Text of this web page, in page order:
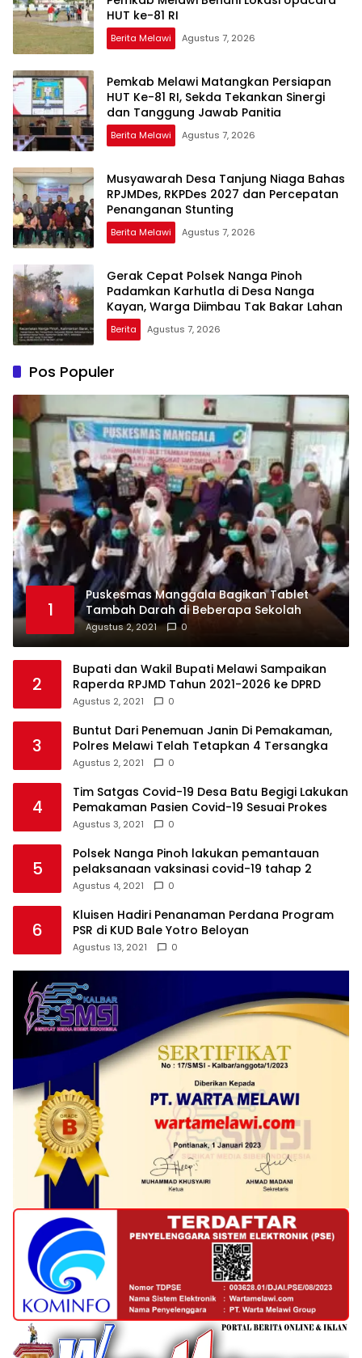
HUT ke-81 RI
Berita Melawi Agustus 7, 2026
Pemkab Melawi Matangkan Persiapan
HUT Ke-81 RI, Sekda Tekankan Sinergi
dan Tanggung Jawab Panitia
Berita Melawi Agustus 7, 2026
Musyawarah Desa Tanjung Niaga Bahas
RPJMDes, RKPDes 2027 dan Percepatan
Penanganan Stunting
Berita Melawi Agustus 7, 2026
Gerak Cepat Polsek Nanga Pinoh
Padamkan Karhutla di Desa Nanga
Kayan, Warga Diimbau Tak Bakar Lahan
Berita Agustus 7, 2026
Pos Populer
1
Puskesmas Manggala Bagikan Tablet
Tambah Darah di Beberapa Sekolah
Agustus 2, 2021 0
2
Bupati dan Wakil Bupati Melawi Sampaikan
Raperda RPJMD Tahun 2021-2026 ke DPRD
Agustus 2, 2021 0
3
Buntut Dari Penemuan Janin Di Pemakaman,
Polres Melawi Telah Tetapkan 4 Tersangka
Agustus 2, 2021 0
4
Tim Satgas Covid-19 Desa Batu Begigi Lakukan
Pemakaman Pasien Covid-19 Sesuai Prokes
Agustus 3, 2021 0
5
Polsek Nanga Pinoh lakukan pemantauan
pelaksanaan vaksinasi covid-19 tahap 2
Agustus 4, 2021 0
6
Kluisen Hadiri Penanaman Perdana Program
PSR di KUD Bale Yotro Beloyan
Agustus 13, 2021 0